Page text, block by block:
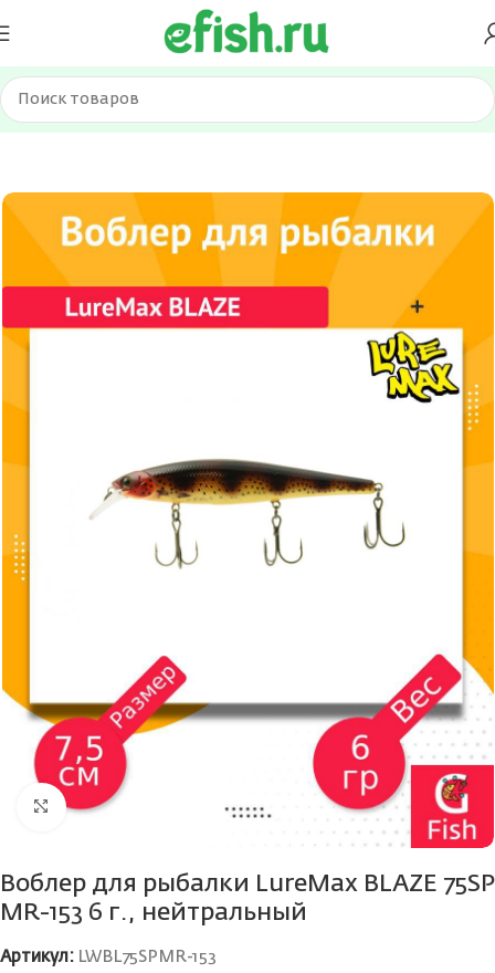
Главная Приманки Воблеры
Нажмите, чтобы увеличить
Воблер для рыбалки LureMax BLAZE 75SP
MR-153 6 г., нейтральный
Артикул: LWBL75SPMR-153